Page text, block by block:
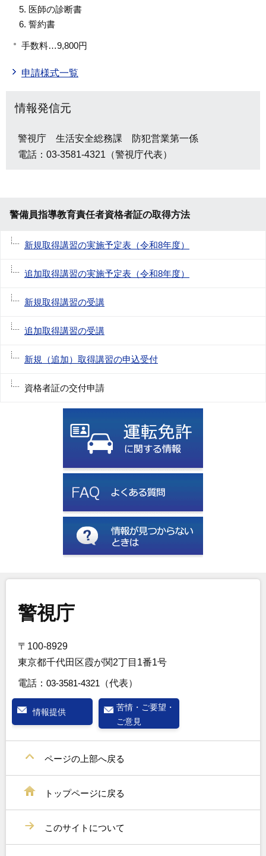
医師の診断書
誓約書
手数料…9,800円
申請様式一覧
情報発信元
警視庁 生活安全総務課 防犯営業第一係
電話：03-3581-4321（警視庁代表）
警備員指導教育責任者資格者証の取得方法
新規取得講習の実施予定表（令和8年度）
追加取得講習の実施予定表（令和8年度）
新規取得講習の受講
追加取得講習の受講
新規（追加）取得講習の申込受付
資格者証の交付申請
警視庁
〒100-8929
東京都千代田区霞が関2丁目1番1号
電話： 03-3581-4321 （代表）
情報提供
苦情・ご要望・
ご意見
ページの上部へ戻る
トップページに戻る
このサイトについて